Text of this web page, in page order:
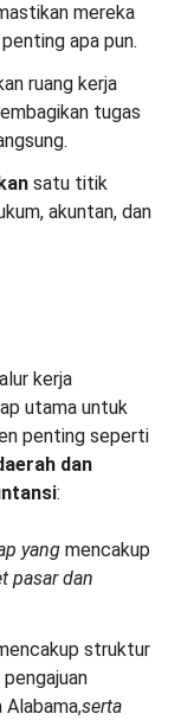
mereka
apa pun.
ruang kerja
tugas
satu titik
akuntan, dan
kerja
utama untuk
penting seperti
dan
:
yang mencakup
pasar dan
struktur
pengajuan
serta